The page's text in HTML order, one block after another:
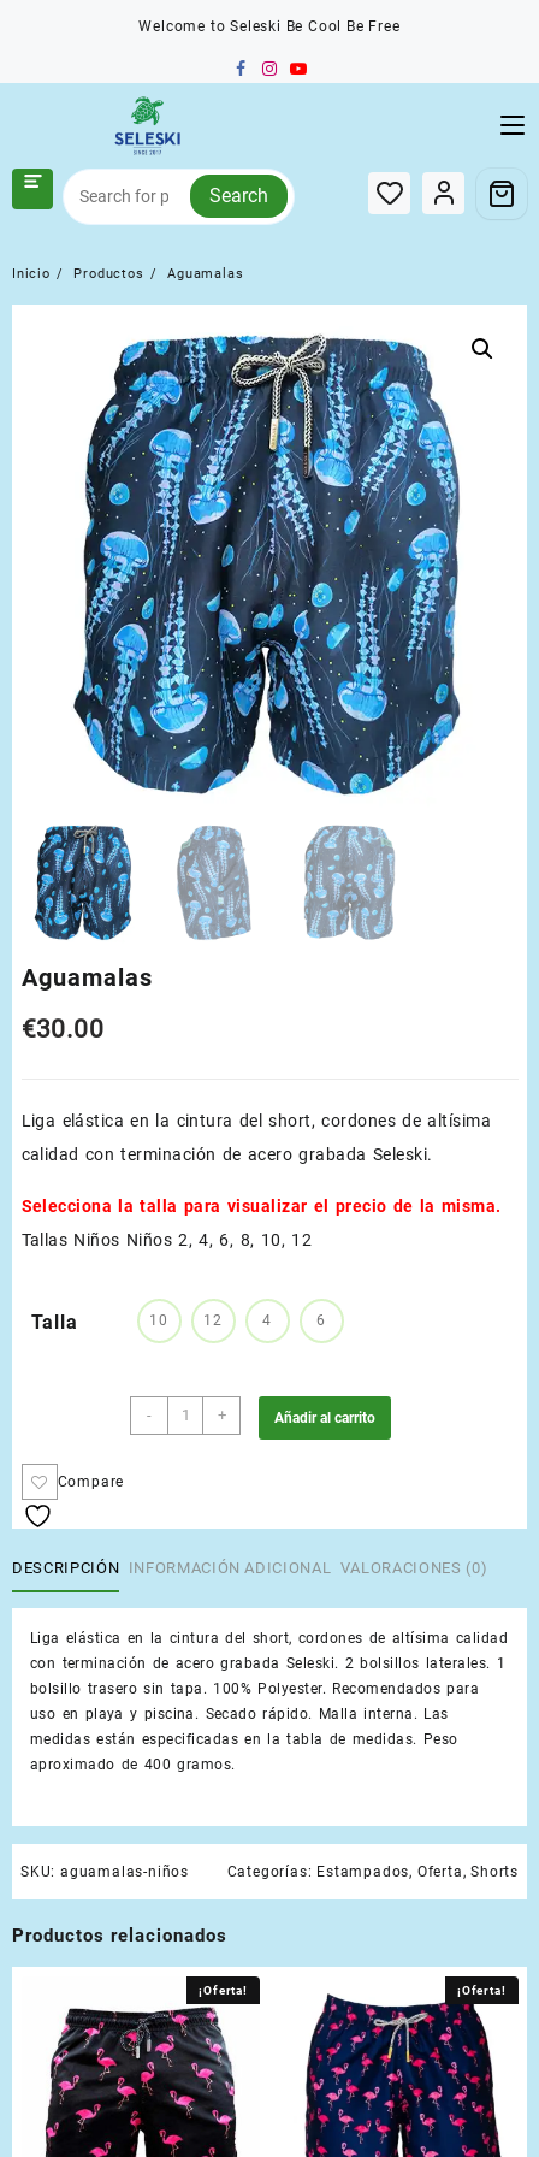
Welcome to Seleski Be Cool Be Free
Search
Inicio Productos Aguamalas
Aguamalas
€30.00
Liga elástica en la cintura del short, cordones de altísima
calidad con terminación de acero grabada Seleski.
Selecciona la talla para visualizar el precio de la misma.
Tallas Niños Niños 2, 4, 6, 8, 10, 12
Talla 10 12 4 6
-
Aguamalas
cantidad
+ Añadir al carrito
Compare
DESCRIPCIÓN INFORMACIÓN ADICIONAL VALORACIONES (0)
Liga elástica en la cintura del short, cordones de altísima calidad
con terminación de acero grabada Seleski. 2 bolsillos laterales. 1
bolsillo trasero sin tapa. 100% Polyester. Recomendados para
uso en playa y piscina. Secado rápido. Malla interna. Las
medidas están especificadas en la tabla de medidas. Peso
aproximado de 400 gramos.
SKU: aguamalas-niños Categorías: Estampados, Oferta,Shorts
Productos relacionados
¡Oferta! ¡Oferta!